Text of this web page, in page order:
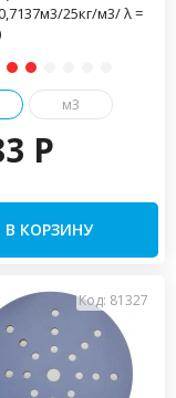
25кг/м3/ λ =
м3
P
В КОРЗИНУ
Код: 81327